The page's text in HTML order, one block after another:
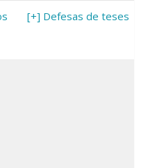
[+] Defesas de teses